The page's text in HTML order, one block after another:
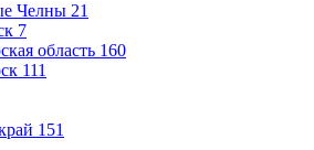
Челны 21
7
область 160
111
151